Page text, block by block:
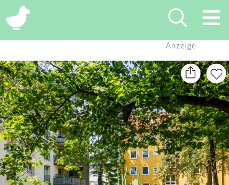
×
Suchen
Eintragen
App
Blog
Partner
Anzeige